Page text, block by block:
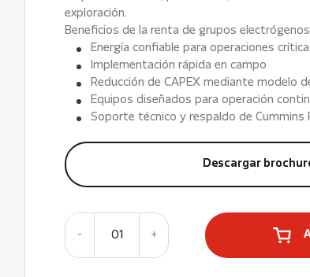
exploración.
Beneficios de la renta de grupos electrógenos
Energía confiable para operaciones
Implementación rápida en campo
Reducción de CAPEX mediante modelo
Equipos diseñados para operación
Soporte técnico y respaldo de Cummins
Descargar
- 01 +